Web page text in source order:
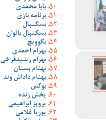
بابا محمدی
برنامه بازی
بسکتبال
بسکتبال بانوان
بگوویچ
بهرام احمدی
بهرام رشیدفرخی
بهنام بستان
بهنام داداش وند
بوکس
پخش زنده
پرویز ابراهیمی
پوریا غلامی